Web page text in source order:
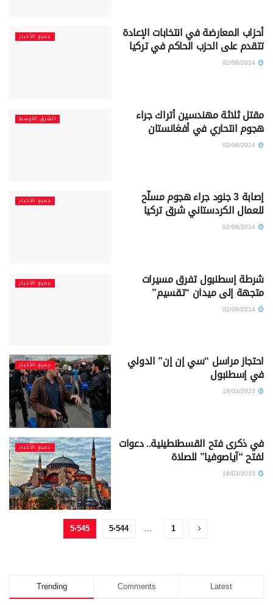
جميع الأخبار أحزاب المعارضة في انتخابات الإعادة
تتقدم على الحزب الحاكم في تركيا
الشرق الأوسط مقتل ثلاثة مهندسين أتراك جراء
هجوم انتحاري في أفغانستان
جميع الأخبار إصابة 3 جنود جراء هجوم مسلّح
للعمال الكردستاني شرق تركيا
جميع الأخبار شرطة إسطنبول تفرق مسيرات
متجهة إلى ميدان “تقسيم”
جميع الأخبار احتجاز مراسل “سي إن إن” الدولي
في إسطنبول
جميع الأخبار في ذكرى فتح القسطنطينية.. دعوات
لفتح “آياصوفيا” للصلاة
1
… 5٬544 5٬545
Trending Comments Latest